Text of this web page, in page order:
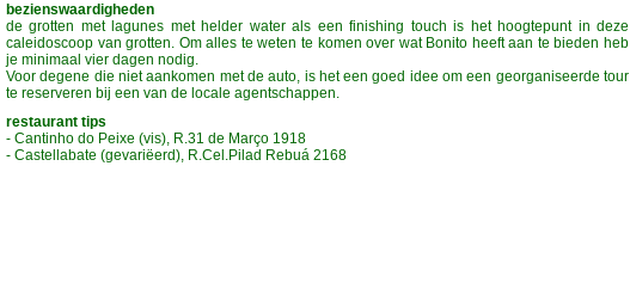
bezienswaardigheden
de grotten met lagunes met helder water als een finishing touch is het hoogtepunt in deze
caleidoscoop van grotten. Om alles te weten te komen over wat Bonito heeft aan te bieden heb
je minimaal vier dagen nodig.
Voor degene die niet aankomen met de auto, is het een goed idee om een georganiseerde tour
te reserveren bij een van de locale agentschappen.
restaurant tips
- Cantinho do Peixe (vis), R.31 de Março 1918
- Castellabate (gevariëerd), R.Cel.Pilad Rebuá 2168